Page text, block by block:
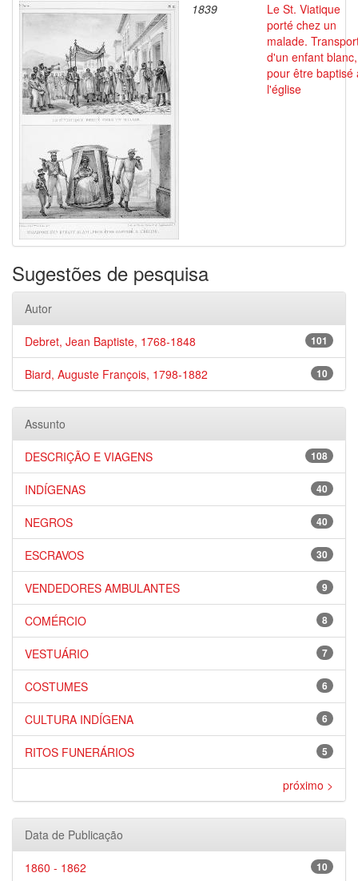
1839
Le St. Viatique
porté chez un
malade.
d'un enfant blanc,
pour être baptisé
l'église
Sugestões de pesquisa
Autor
101
Debret, Jean Baptiste, 1768-1848
10
Biard, Auguste François, 1798-1882
Assunto
108
DESCRIÇÃO E VIAGENS
40
INDÍGENAS
40
NEGROS
30
ESCRAVOS
9
VENDEDORES AMBULANTES
8
COMÉRCIO
7
VESTUÁRIO
6
COSTUMES
6
CULTURA INDÍGENA
5
RITOS FUNERÁRIOS
próximo >
Data de Publicação
10
1860 - 1862